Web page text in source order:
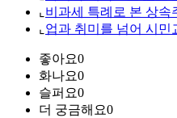
⌞ 비과세 특례로 본 상속
⌞ 업과 취미를 넘어 시민
좋아요0
화나요0
슬퍼요0
더 궁금해요0